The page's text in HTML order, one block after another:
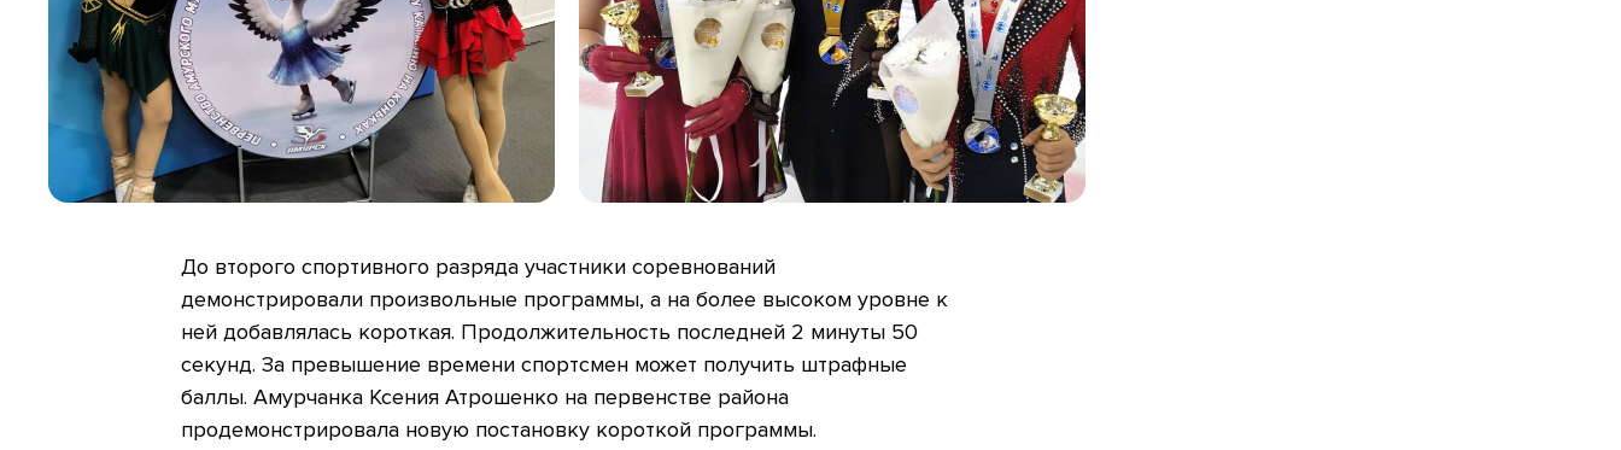
До второго спортивного разряда участники соревнований
демонстрировали произвольные программы, а на более высоком уровне к
ней добавлялась короткая. Продолжительность последней 2 минуты 50
секунд. За превышение времени спортсмен может получить штрафные
баллы. Амурчанка Ксения Атрошенко на первенстве района
продемонстрировала новую постановку короткой программы.